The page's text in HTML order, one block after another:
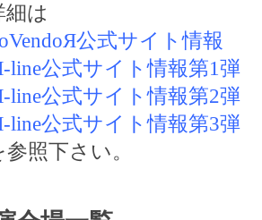
細は
公式サイト情報
line公式サイト情報第1弾
line公式サイト情報第2弾
line公式サイト情報第3弾
参照下さい。